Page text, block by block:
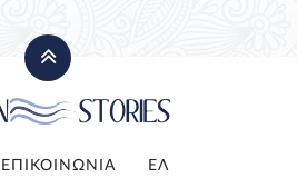
ΕΠΙΚΟΙΝΩΝΙΑ ΕΛ